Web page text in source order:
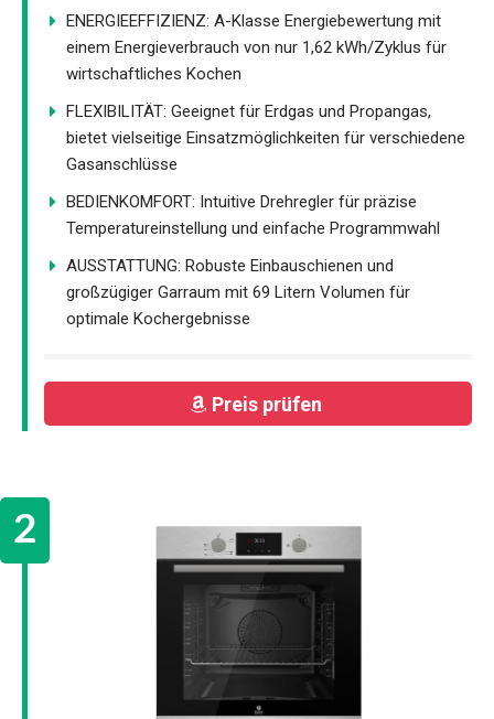
ENERGIEEFFIZIENZ: A-Klasse Energiebewertung mit
einem Energieverbrauch von nur 1,62 kWh/Zyklus für
wirtschaftliches Kochen
FLEXIBILITÄT: Geeignet für Erdgas und Propangas,
bietet vielseitige Einsatzmöglichkeiten für verschiedene
Gasanschlüsse
BEDIENKOMFORT: Intuitive Drehregler für präzise
Temperatureinstellung und einfache Programmwahl
AUSSTATTUNG: Robuste Einbauschienen und
großzügiger Garraum mit 69 Litern Volumen für
optimale Kochergebnisse
Preis prüfen